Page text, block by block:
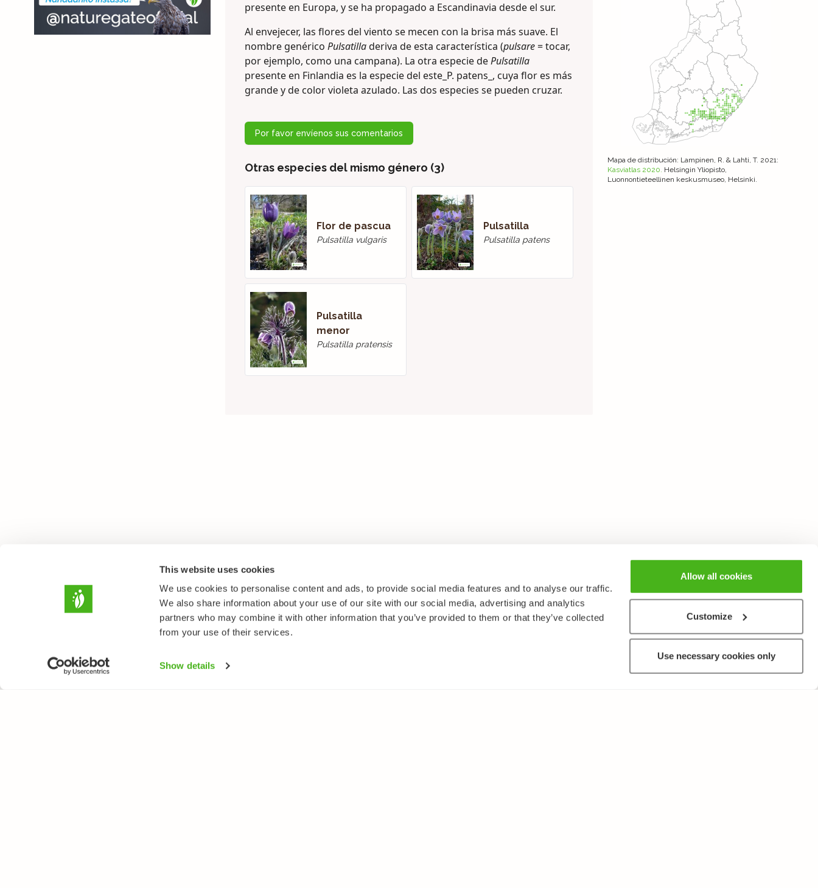
This website uses cookies
We use cookies to personalise content and ads, to provide social media features and to analyse our traffic.
We also share information about your use of our site with our social media, advertising and analytics
partners who may combine it with other information that you’ve provided to them or that they’ve collected
from your use of their services.
Show details
Allow all cookies
Customize
Use necessary cookies only
presente en Europa, y se ha propagado a Escandinavia desde el sur.
Al envejecer, las flores del viento se mecen con la brisa más suave. El
nombre genérico Pulsatilladeriva de esta característica (pulsare= tocar,
por ejemplo, como una campana). La otra especie dePulsatilla
presente en Finlandia es la especie del este_P. patens_, cuya flor es más
grande y de color violeta azulado. Las dos especies se pueden cruzar.
Por favor envíenos sus comentarios
Otras especies del mismo género (3)
Flor de pascua
Pulsatilla vulgaris
Pulsatilla
Pulsatilla patens
Pulsatilla
menor
Pulsatilla pratensis
Mapa de distribución: Lampinen, R. & Lahti, T. 2021:
Kasviatlas 2020. Helsingin Yliopisto,
Luonnontieteellinen keskusmuseo, Helsinki.